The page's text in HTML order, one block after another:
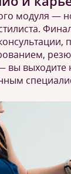
модуля —
вы выходите